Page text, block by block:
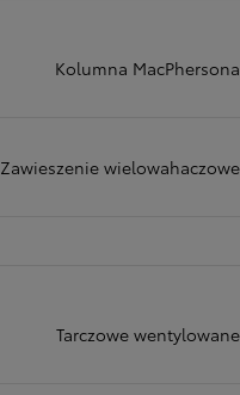
Kolumna MacPhersona
Zawieszenie wielowahaczowe
Tarczowe wentylowane